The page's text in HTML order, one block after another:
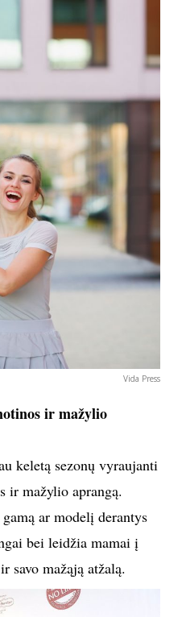
Vida Press
ir mažylio
keletą sezonų vyraujanti
ir mažylio aprangą.
ar modelį derantys
bei leidžia mamai į
savo mažąją atžalą.